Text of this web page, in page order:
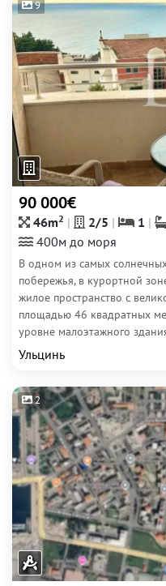
9
90 000€
46m2 2/5 1
400м до моря
В одном из самых
побережья, в курортной
жилое пространство с
площадью 46 квадратных
уровне малоэтажного
Ульцинь
2